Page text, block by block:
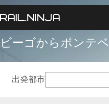
ビーゴからポンテ
出発都市